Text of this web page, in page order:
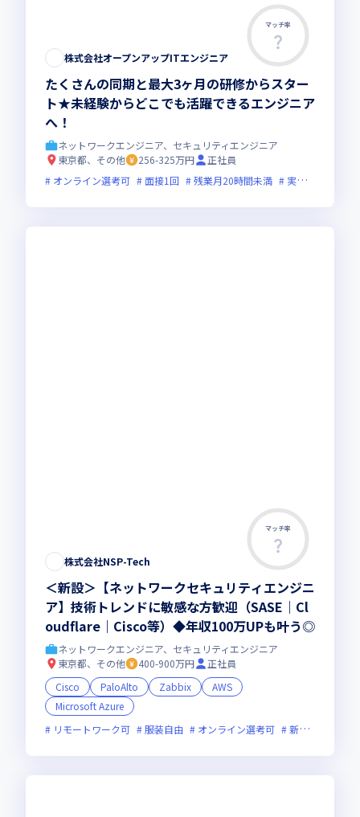
マッチ率
株式会社オープンアップITエンジニア
たくさんの同期と最大3ヶ月の研修からスター
ト★未経験からどこでも活躍できるエンジニア
へ！
ネットワークエンジニア、セキュリティエンジニア
東京都、その他
256-325万円
正社員
オンライン選考可
面接1回 残業月20時間未満 実務未経験歓迎
マッチ率
株式会社NSP-Tech
＜新設＞【ネットワークセキュリティエンジニ
ア】技術トレンドに敏感な方歓迎（SASE｜Cl
oudflare｜Cisco等）◆年収100万UPも叶う◎
ネットワークエンジニア、セキュリティエンジニア
東京都、その他
400-900万円
正社員
Cisco
PaloAlto Zabbix
AWS
Microsoft Azure
リモートワーク可
服装自由 オンライン選考可 新規立ち上げ